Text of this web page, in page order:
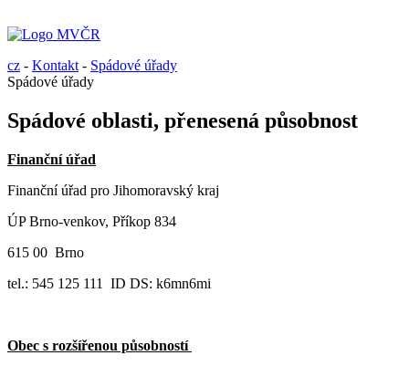
cz - Kontakt - Spádové úřady
Spádové úřady
Spádové oblasti, přenesená působnost
Finanční úřad
Finanční úřad pro Jihomoravský kraj
ÚP Brno-venkov, Příkop 834
615 00 Brno
tel.: 545 125 111 ID DS: k6mn6mi
Obec s rozšířenou působností